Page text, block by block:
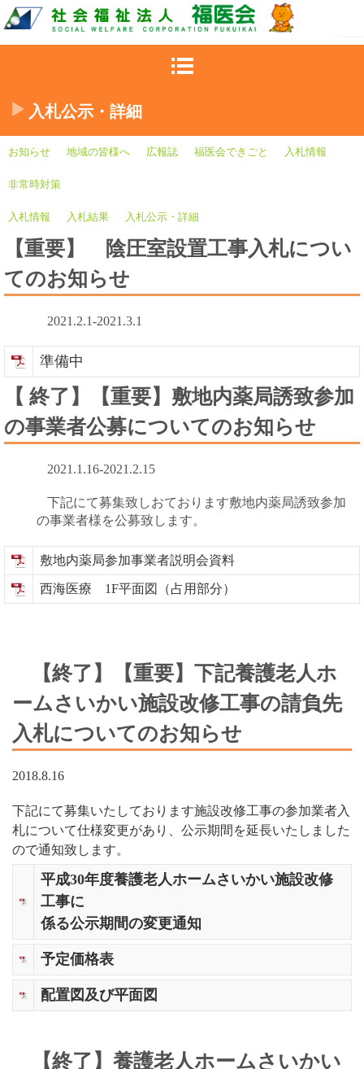
入札公示・詳細
お知らせ 地域の皆様へ 広報誌 福医会できごと 入札情報
非常時対策
入札情報 入札結果 入札公示・詳細
【重要】 陰圧室設置工事入札につい
てのお知らせ
2021.2.1-2021.3.1
準備中
【 終了】【重要】敷地内薬局誘致参加
の事業者公募についてのお知らせ
2021.1.16-2021.2.15
下記にて募集致しおております敷地内薬局誘致参加
の事業者様を公募致します。
敷地内薬局参加事業者説明会資料
西海医療 1F平面図（占用部分）
【終了】【重要】下記養護老人ホ
ームさいかい施設改修工事の請負先
入札についてのお知らせ
2018.8.16
下記にて募集いたしております施設改修工事の参加業者入
札について仕様変更があり、公示期間を延長いたしました
ので通知致します。
平成30年度養護老人ホームさいかい施設改修
工事に
係る公示期間の変更通知
予定価格表
配置図及び平面図
【終了】養護老人ホームさいかい